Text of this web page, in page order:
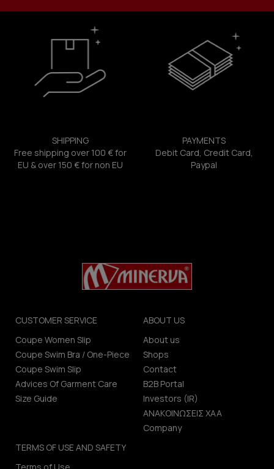
SHIPPING
Free shipping over 100 € for
EU & over 150 € for non EU
PAYMENTS
Debit Card, Credit Card,
Paypal
CUSTOMER SERVICE
Coupe Women Slip
Coupe Swim Bra / One-Piece
Coupe Swim Slip
Advices Of Garment Care
Size Guide
ABOUT US
About us
Shops
Contact
B2B Portal
Investors (IR)
ΑΝΑΚΟΙΝΩΣΕΙΣ ΧΑΑ
Company
TERMS OF USE AND SAFETY
Terms of Use